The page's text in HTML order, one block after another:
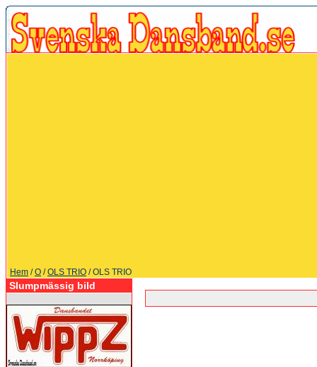
Hem /O /OLS TRIO / OLS TRIO
Slumpmässig bild